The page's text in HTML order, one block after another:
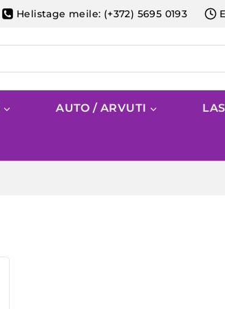
Helistage meile: (+372) 5695 0193
AUTO / ARVUTI